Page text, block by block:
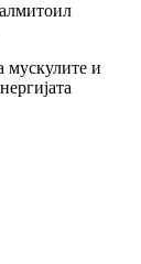
мускулите и